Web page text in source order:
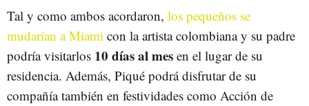
Tal y como ambos acordaron, los pequeños se
mudarían a Miami con la artista colombiana y su padre
podría visitarlos 10 días al mes en el lugar de su
residencia. Además, Piqué podrá disfrutar de su
compañía también en festividades como Acción de